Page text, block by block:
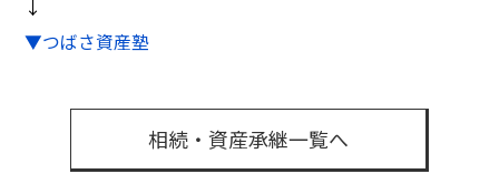
↓
▼つばさ資産塾
相続・資産承継一覧へ